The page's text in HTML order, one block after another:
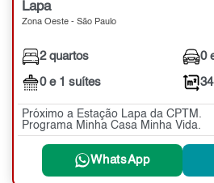
Lapa
Zona Oeste - São Paulo
2 quartos
0 e 1 suítes
0
Próximo a Estação Lapa da CPTM.
Programa Minha Casa Minha Vida.
WhatsApp